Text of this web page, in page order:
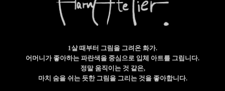
1살 때부터 그림을 그려온 화가.
어머니가 좋아하는 파란색을 중심으로 입체 아트를 그립니다.
정말 움직이는 것 같은,
마치 숨을 쉬는 듯한 그림을 그리는 것을 좋아합니다.